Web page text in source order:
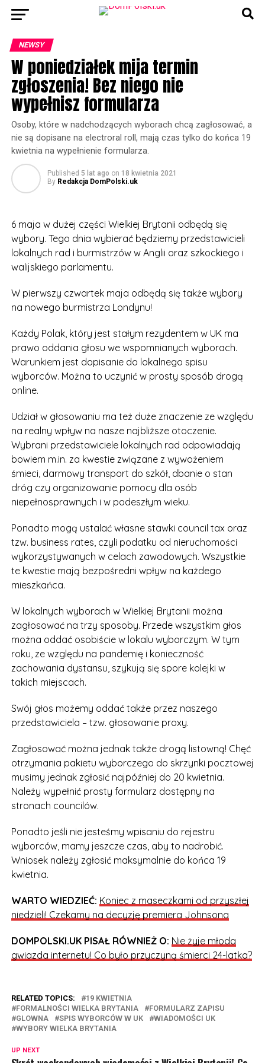
NEWSY
W poniedziałek mija termin
zgłoszenia! Bez niego nie
wypełnisz formularza
Osoby, które w nadchodzących wyborach chcą zagłosować, a
nie są dopisane na electroral roll, mają czas tylko do końca 19
kwietnia na wypełnienie formularza.
Published 5 lat ago on 18 kwietnia 2021
By Redakcja DomPolski.uk
6 maja w dużej części Wielkiej Brytanii odbędą się
wybory. Tego dnia wybierać będziemy przedstawicieli
lokalnych rad i burmistrzów w Anglii oraz szkockiego i
walijskiego parlamentu.
W pierwszy czwartek maja odbędą się także wybory
na nowego burmistrza Londynu!
Każdy Polak, który jest stałym rezydentem w UK ma
prawo oddania głosu we wspomnianych wyborach.
Warunkiem jest dopisanie do lokalnego spisu
wyborców. Można to uczynić w prosty sposób drogą
online.
Udział w głosowaniu ma też duże znaczenie ze względu
na realny wpływ na nasze najbliższe otoczenie.
Wybrani przedstawiciele lokalnych rad odpowiadają
bowiem m.in. za kwestie związane z wywożeniem
śmieci, darmowy transport do szkół, dbanie o stan
dróg czy organizowanie pomocy dla osób
niepełnosprawnych i w podeszłym wieku.
Ponadto mogą ustalać własne stawki council tax oraz
tzw. business rates, czyli podatku od nieruchomości
wykorzystywanych w celach zawodowych. Wszystkie
te kwestie mają bezpośredni wpływ na każdego
mieszkańca.
W lokalnych wyborach w Wielkiej Brytanii można
zagłosować na trzy sposoby. Przede wszystkim głos
można oddać osobiście w lokalu wyborczym. W tym
roku, ze względu na pandemię i konieczność
zachowania dystansu, szykują się spore kolejki w
takich miejscach.
Swój głos możemy oddać także przez naszego
przedstawiciela – tzw. głosowanie proxy.
Zagłosować można jednak także drogą listowną! Chęć
otrzymania pakietu wyborczego do skrzynki pocztowej
musimy jednak zgłosić najpóźniej do 20 kwietnia.
Należy wypełnić prosty formularz dostępny na
stronach councilów.
Ponadto jeśli nie jesteśmy wpisaniu do rejestru
wyborców, mamy jeszcze czas, aby to nadrobić.
Wniosek należy zgłosić maksymalnie do końca 19
kwietnia.
WARTO WIEDZIEĆ: Koniec z maseczkami od przyszłej
niedzieli! Czekamy na decyzję premiera Johnsona
DOMPOLSKI.UK PISAŁ RÓWNIEŻ O: Nie żyje młoda
gwiazda internetu! Co było przyczyną śmierci 24-latka?
RELATED TOPICS:
19 KWIETNIA
FORMALNOŚCI WIELKA BRYTANIA
FORMULARZ ZAPISU
GLOWNA
SPIS WYBORCÓW W UK
WIADOMOŚCI UK
WYBORY WIELKA BRYTANIA
UP NEXT